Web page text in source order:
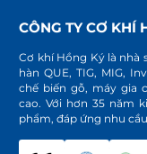
CÔNG TY CƠ KHÍ
Cơ khí Hồng Ký là nhà
hàn QUE, TIG, MIG,
chế biến gỗ, máy gia
cao. Với hơn 35 năm
phẩm, đáp ứng nhu